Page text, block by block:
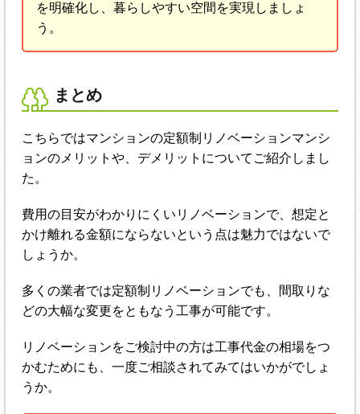
を明確化し、暮らしやすい空間を実現しましょ
う。
まとめ
こちらではマンションの定額制リノベーションマンシ
ョンのメリットや、デメリットについてご紹介しまし
た。
費用の目安がわかりにくいリノベーションで、想定と
かけ離れる金額にならないという点は魅力ではないで
しょうか。
多くの業者では定額制リノベーションでも、間取りな
どの大幅な変更をともなう工事が可能です。
リノベーションをご検討中の方は工事代金の相場をつ
かむためにも、一度ご相談されてみてはいかがでしょ
うか。